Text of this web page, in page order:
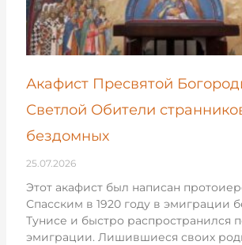
Акафист Пресвятой
Светлой Обители
бездомных
25.07.2026
Этот акафист был написан
Спасским в 1920 году в эмиграции
Тунисе и быстро распространился
эмиграции. Лишившиеся своих